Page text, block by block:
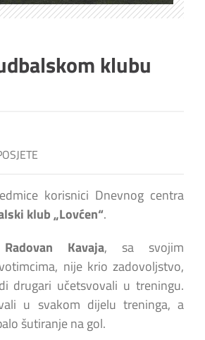
klubu
korisnici Dnevnog centra
klub „Lovćen“.
Radovan Kavaja, sa svojim
nije krio zadovoljstvo,
drugari učetsvovali u treningu.
u svakom dijelu treninga, a
šutiranje na gol.